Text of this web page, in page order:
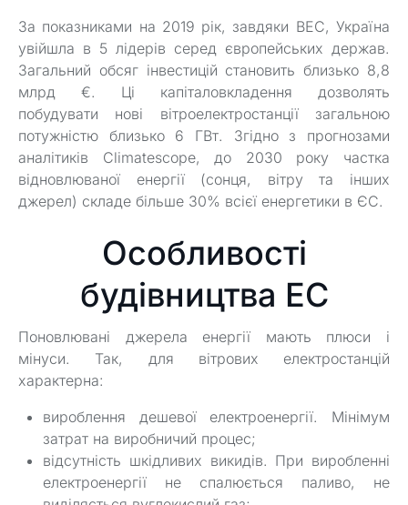
За показниками на 2019 рік, завдяки ВЕС, Україна
увійшла в 5 лідерів серед європейських держав.
Загальний обсяг інвестицій становить близько 8,8
млрд €. Ці капіталовкладення дозволять
побудувати нові вітроелектростанції загальною
потужністю близько 6 ГВт. Згідно з прогнозами
аналітиків Climatescope, до 2030 року частка
відновлюваної енергії (сонця, вітру та інших
джерел) складе більше 30% всієї енергетики в ЄС.
Особливості
будівництва ЕС
Поновлювані джерела енергії мають плюси і
мінуси. Так, для вітрових електростанцій
характерна:
вироблення дешевої електроенергії. Мінімум
затрат на виробничий процес;
відсутність шкідливих викидів. При виробленні
електроенергії не спалюється паливо, не